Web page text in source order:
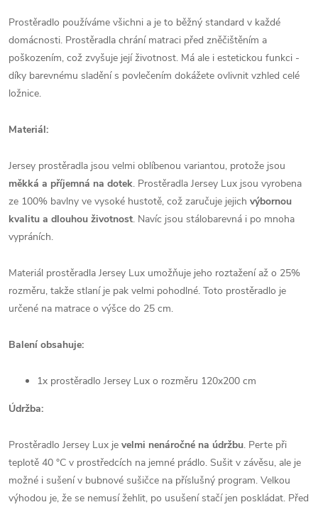
Prostěradlo používáme všichni a je to běžný standard v každé
domácnosti. Prostěradla chrání matraci před zněčištěním a
poškozením, což zvyšuje její životnost. Má ale i estetickou funkci -
díky barevnému sladění s povlečením dokážete ovlivnit vzhled celé
ložnice.
Materiál:
Jersey prostěradla jsou velmi oblíbenou variantou, protože jsou
měkká a příjemná na dotek. Prostěradla Jersey Lux jsou vyrobena
ze 100% bavlny ve vysoké hustotě, což zaručuje jejich výbornou
kvalitu a dlouhou životnost. Navíc jsou stálobarevná i po mnoha
vypráních.
Materiál prostěradla Jersey Lux umožňuje jeho roztažení až o 25%
rozměru, takže stlaní je pak velmi pohodlné. Toto prostěradlo je
určené na matrace o výšce do 25 cm.
Balení obsahuje:
1x prostěradlo Jersey Lux o rozměru 120x200 cm
Údržba:
Prostěradlo Jersey Lux je velmi nenáročné na údržbu. Perte při
teplotě 40 °C v prostředcích na jemné prádlo. Sušit v závěsu, ale je
možné i sušení v bubnové sušičce na příslušný program. Velkou
výhodou je, že se nemusí žehlit, po usušení stačí jen poskládat. Před